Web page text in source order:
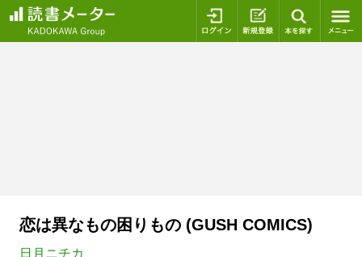
ログイン 新規登録
恋は異なもの困りもの (GUSH COMICS)
日月ニチカ